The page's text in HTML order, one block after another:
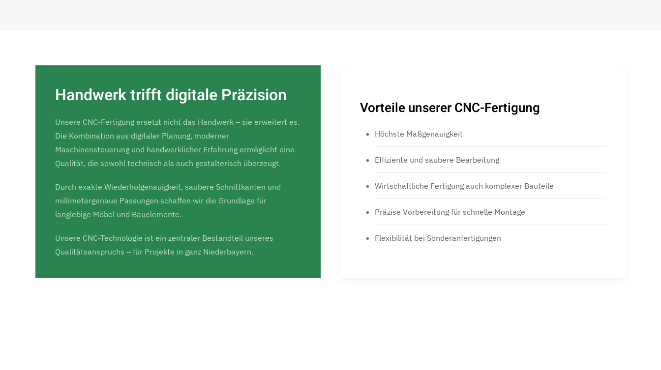
Handwerk trifft digitale Präzision
Unsere CNC-Fertigung ersetzt nicht das Handwerk – sie erweitert es.
Die Kombination aus digitaler Planung, moderner
Maschinensteuerung und handwerklicher Erfahrung ermöglicht eine
Qualität, die sowohl technisch als auch gestalterisch überzeugt.
Durch exakte Wiederholgenauigkeit, saubere Schnittkanten und
millimetergenaue Passungen schaffen wir die Grundlage für
langlebige Möbel und Bauelemente.
Unsere CNC-Technologie ist ein zentraler Bestandteil unseres
Qualitätsanspruchs – für Projekte in ganz Niederbayern.
Vorteile unserer CNC-Fertigung
Höchste Maßgenauigkeit
Effiziente und saubere Bearbeitung
Wirtschaftliche Fertigung auch komplexer Bauteile
Präzise Vorbereitung für schnelle Montage
Flexibilität bei Sonderanfertigungen